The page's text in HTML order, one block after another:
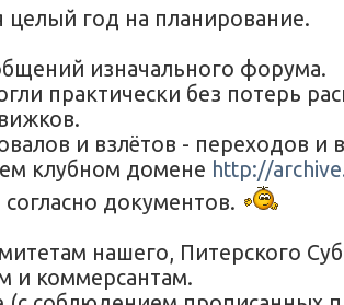
год на планирование.
изначального форума.
практически без потерь
и взлётов - переходов и
клубном домене http://
документов.
нашего, Питерского
и коммерсантам.